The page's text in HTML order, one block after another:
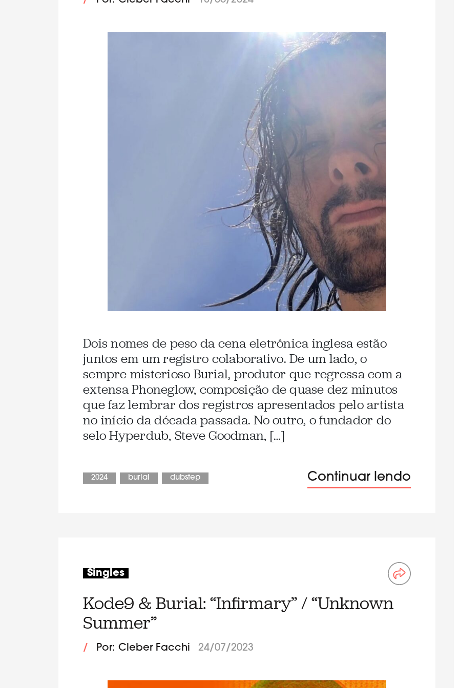
Dois nomes de peso da cena eletrônica inglesa estão
juntos em um registro colaborativo. De um lado, o
sempre misterioso Burial, produtor que regressa com a
extensa Phoneglow, composição de quase dez minutos
que faz lembrar dos registros apresentados pelo artista
no início da década passada. No outro, o fundador do
selo Hyperdub, Steve Goodman, […]
2024 burial dubstep Continuar lendo
Singles
Kode9 & Burial: “Infirmary” / “Unknown
Summer”
/ Por: Cleber Facchi 24/07/2023